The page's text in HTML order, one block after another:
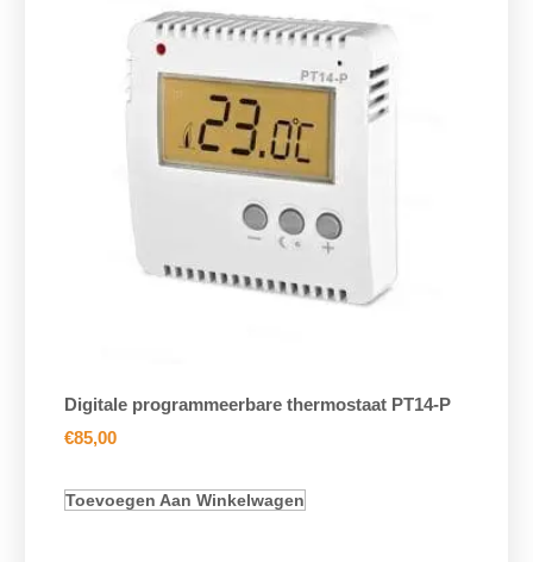
Digitale programmeerbare thermostaat PT14-P
€85,00
Toevoegen Aan Winkelwagen